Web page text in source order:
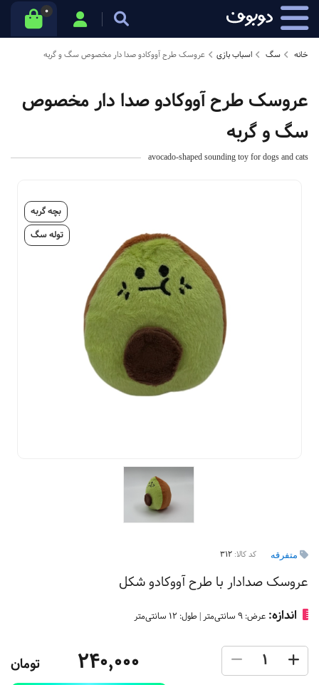
0
خانه سگ اسباب بازی عروسک طرح آووکادو صدا دار مخصوص سگ و گربه
عروسک طرح آووکادو صدا دار مخصوص
سگ و گربه
avocado-shaped sounding toy for dogs and cats
بچه گربه
توله سگ
متفرقه کد کالا:
عروسک صدا‌دار با طرح آووکادو‌ شکل
اندازه: عرض: 9 سانتی‌متر | طول: 12 سانتی‌متر
240,000 تومان